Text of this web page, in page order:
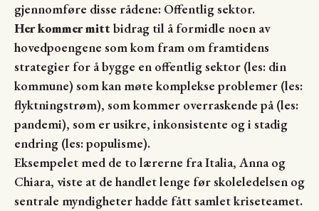
gjennomføre disse rådene: Offentlig sektor.
Her kommer mittbidrag til å formidle noen av
hovedpoengene som kom fram om framtidens
strategier for å bygge en offentlig sektor (les: din
kommune) som kan møte komplekse problemer (les:
flyktningstrøm), som kommer overraskende på (les:
pandemi), som er usikre, inkonsistente og i stadig
endring (les: populisme).
Eksempelet med de to lærerne fra Italia, Anna og
Chiara, viste at de handlet lenge før skoleledelsen og
sentrale myndigheter hadde fått samlet kriseteamet.